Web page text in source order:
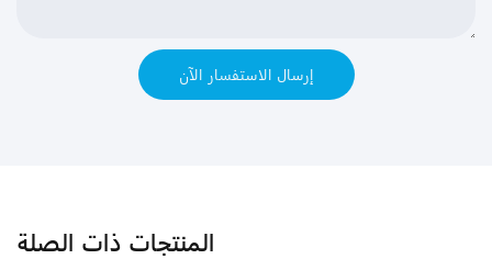
إرسال الاستفسار الآن
المنتجات ذات الصلة